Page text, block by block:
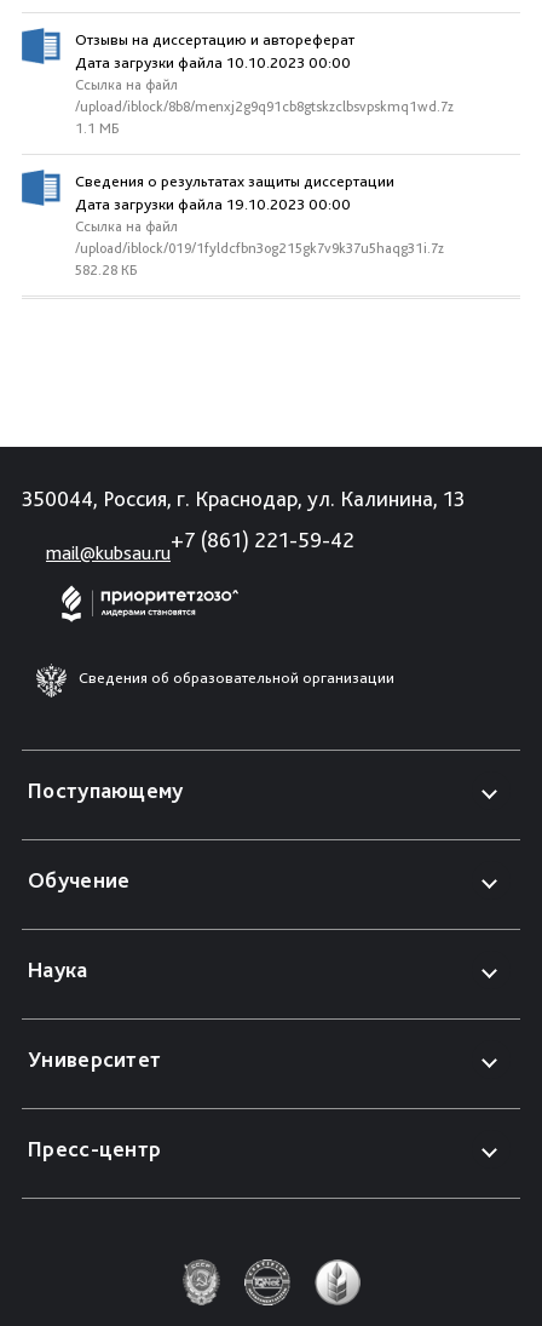
Отзывы на диссертацию и автореферат
Дата загрузки файла 10.10.2023 00:00
Ссылка на файл
/upload/iblock/8b8/menxj2g9q91cb8gtskzclbsvpskmq1wd.7z
1.1 МБ
Сведения о результатах защиты диссертации
Дата загрузки файла 19.10.2023 00:00
Ссылка на файл
/upload/iblock/019/1fyldcfbn3og215gk7v9k37u5haqg31i.7z
582.28 КБ
350044, Россия, г. Краснодар, ул. Калинина, 13
mail@kubsau.ru
+7 (861) 221-59-42
Сведения об образовательной организации
Поступающему
Обучение
Наука
Университет
Пресс-центр